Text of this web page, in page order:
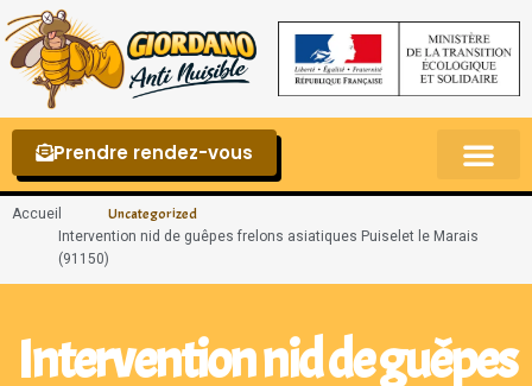
Prendre rendez-vous
Accueil Uncategorized
Intervention nid de guêpes frelons asiatiques Puiselet le Marais
(91150)
Intervention nid de guêpes